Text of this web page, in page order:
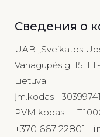
Сведения о
UAB „Sveikatos
Vanagupės g. 15,
Lietuva
Įm.kodas -
PVM kodas -
+370 667 22801